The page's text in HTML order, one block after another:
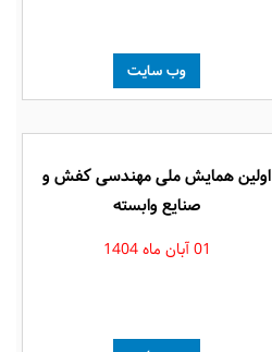
وب سایت
اولین همایش ملی مهندسی کفش و
صنایع وابسته
01 آبان ماه 1404